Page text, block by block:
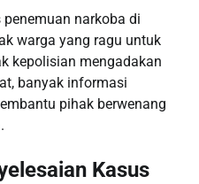
narkoba di
warga yang ragu untuk
kepolisian mengadakan
banyak informasi
pihak berwenang
Kasus